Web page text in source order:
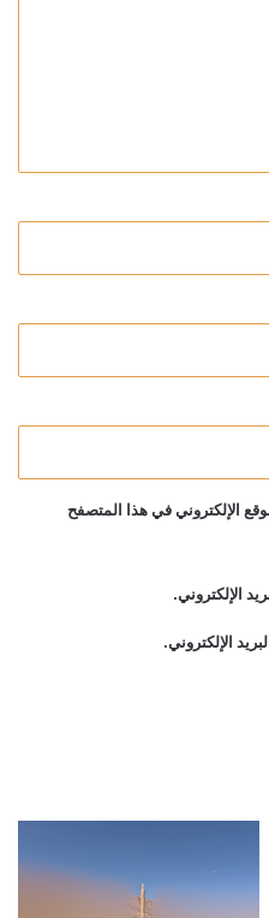
الإلكتروني في هذا المتصفح
الإلكتروني.
الإلكتروني.